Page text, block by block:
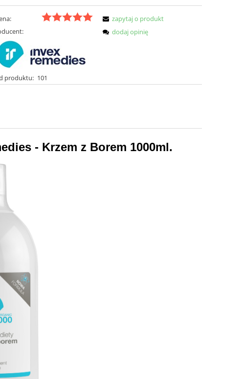
produktu: 101
zapytaj o produkt
dodaj opinię
- Krzem z Borem 1000ml.